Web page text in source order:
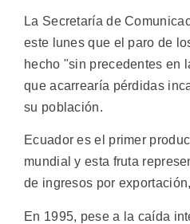
La Secretaría de
este lunes que el paro de
hecho "sin precedentes en
que acarrearía pérdidas
su población.
Ecuador es el primer
mundial y esta fruta
de ingresos por
En 1995, pese a la caída